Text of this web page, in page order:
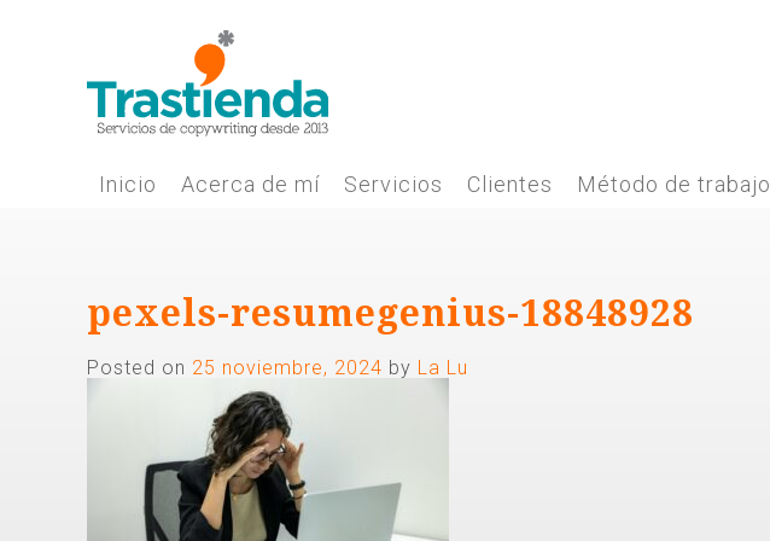
Inicio Acerca de mí Servicios Clientes Método de trabajo
pexels-resumegenius-18848928
Posted on 25 noviembre, 2024 by La Lu